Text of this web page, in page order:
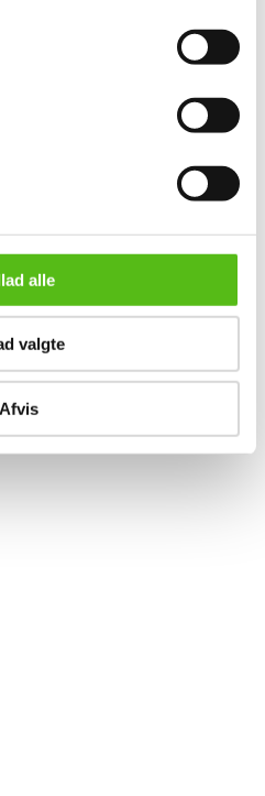
alle
valgte
Afvis
W 120 cm. Produced by HAY,
retail price DKK 7499. Appears
your email.